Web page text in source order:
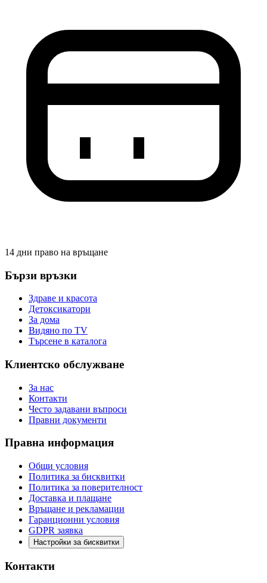
14 дни право на връщане
Бързи връзки
Здраве и красота
Детоксикатори
За дома
Видяно по TV
Търсене в каталога
Клиентско обслужване
За нас
Контакти
Често задавани въпроси
Правни документи
Правна информация
Общи условия
Политика за бисквитки
Политика за поверителност
Доставка и плащане
Връщане и рекламации
Гаранционни условия
GDPR заявка
Настройки за бисквитки
Контакти